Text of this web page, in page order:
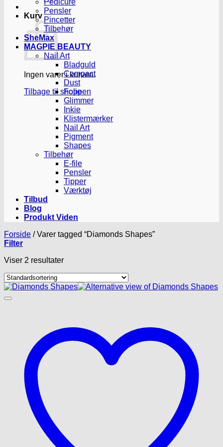
Kurv
Ingen varer i kurven.
Tilbage til shoppen
Pedicure
Pensler
Pincetter
Tilbehør
SheMax
MAGPIE BEAUTY
Nail Art
Bladguld
Compact
Dust
Folie
Glimmer
Inkie
Klistermærker
Nail Art
Pigment
Shapes
Tilbehør
E-file
Pensler
Tipper
Værktøj
Tilbud
Blog
Produkt Viden
Forside /Varer tagged “Diamonds Shapes”
Filter
Viser 2 resultater